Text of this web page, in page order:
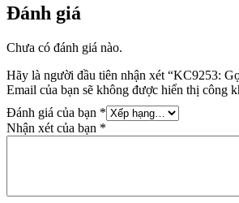
Đánh giá
Chưa có đánh giá nào.
Hãy là người đầu tiên nhận xét “KC9253:
Email của bạn sẽ không được hiển thị công
Đánh giá của bạn *
Nhận xét của bạn *